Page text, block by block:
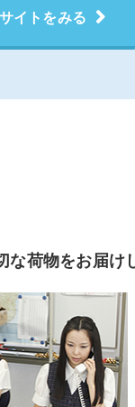
イトをみる
な荷物をお届け